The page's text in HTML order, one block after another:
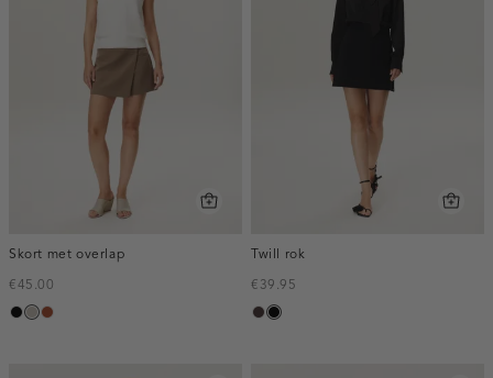
Skort met overlap
€45.00
zwart
taupe,
bruin
Twill rok
€39.95
choco,
zwart